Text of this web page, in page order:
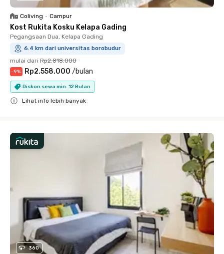
Coliving • Campur
Kost Rukita Kosku Kelapa Gading
Pegangsaan Dua, Kelapa Gading
6.4 km dari universitas borobudur
mulai dari Rp2.818.000
-9% Rp2.558.000 /bulan
Diskon sewa min. 12 Bulan
Lihat info lebih banyak
360